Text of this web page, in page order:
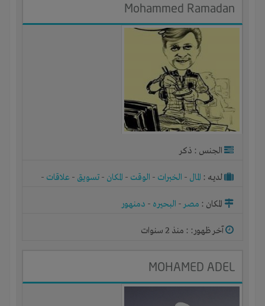
Mohammed Ramadan
الجنس : ذكر
لديـه : المال - الخبرات - الوقت - المكان - تسويق - علاقات -
المكان : مصر- البحيره - دمنهور
آخر ظهور: : منذ 2 سنوات
MOHAMED ADEL